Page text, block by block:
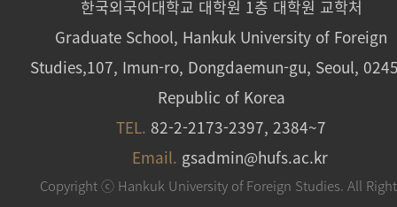
한국외국어대학교 대학원 1층 대학원 교학처
Graduate School, Hankuk University of Foreign
Studies,107, Imun-ro, Dongdaemun-gu, Seoul,
Republic of Korea
TEL. 82-2-2173-2397, 2384~7
Email. gsadmin@hufs.ac.kr
Copyright ⓒ Hankuk University of Foreign Studies. All